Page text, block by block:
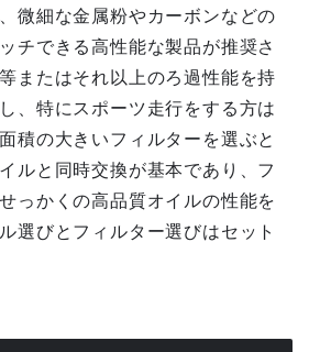
微細な金属粉やカーボンなどの
チできる高性能な製品が推奨さ
またはそれ以上のろ過性能を持
、特にスポーツ走行をする方は
積の大きいフィルターを選ぶと
ルと同時交換が基本であり、フ
っかくの高品質オイルの性能を
選びとフィルター選びはセット